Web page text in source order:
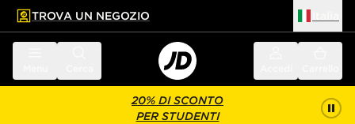
principale
a fondo pagina
TROVA UN NEGOZIO
20% DI SCONTO
PER STUDENTI